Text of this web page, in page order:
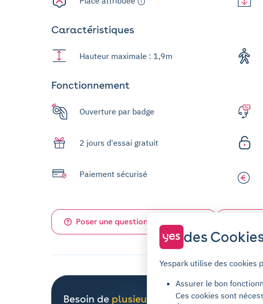
Caractéristiques
Hauteur maximale : 1,9m
Fonctionnement
Ouverture par badge
2 jours d'essai gratuit
Paiement sécurisé
Poser une question sur ce parking
Besoin de plusieurs placesde
des
Yespark utilise des cookies
Assurer le bon
Ces cookies sont